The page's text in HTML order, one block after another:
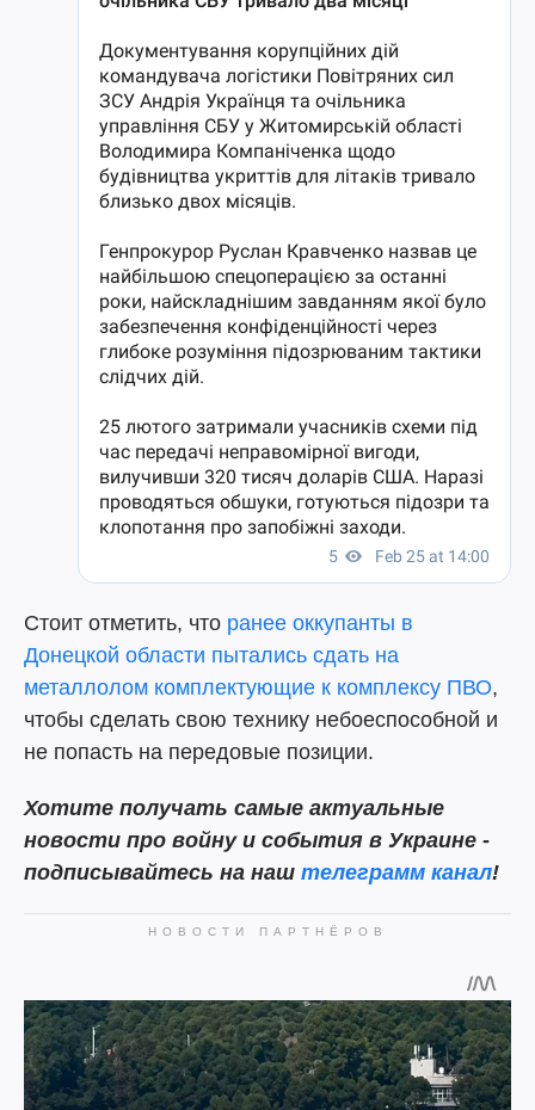
Стоит отметить, что ранее оккупанты в
Донецкой области пытались сдать на
металлолом комплектующие к комплексу ПВО,
чтобы сделать свою технику небоеспособной и
не попасть на передовые позиции.
Хотите получать самые актуальные
новости про войну и события в Украине -
подписывайтесь на наш телеграмм канал!